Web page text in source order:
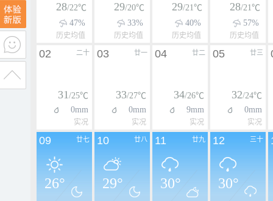
28/22℃
47%
历史均值
29/20℃
33%
历史均值
29/21℃
40%
历史均值
28/21℃
57%
历史均值
二十
02
31/25℃
0mm
实况
廿一
03
33/27℃
0mm
实况
廿二
04
34/26℃
9mm
实况
廿三
05
32/24℃
0mm
实况
廿七
09
26°
廿八
10
29°
廿九
11
30°
三十
12
30°